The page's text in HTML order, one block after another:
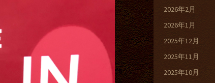
2026年2月
2026年1月
2025年12月
2025年11月
2025年10月